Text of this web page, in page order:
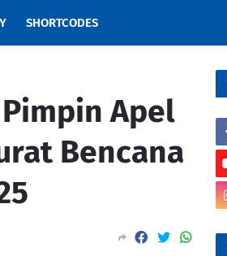
SHORTCODES
Apel
Bencana